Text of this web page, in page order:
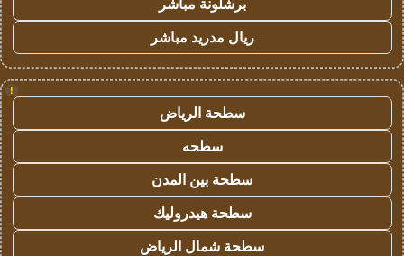
برشلونة مباشر
ريال مدريد مباشر
!
سطحة الرياض
سطحه
سطحة بين المدن
سطحة هيدروليك
سطحة شمال الرياض